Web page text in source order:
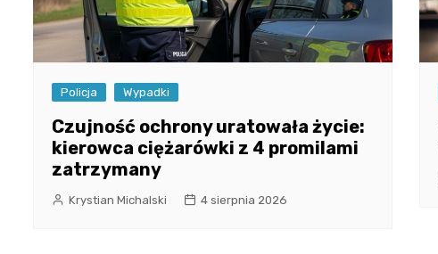
Policja Wypadki
Czujność ochrony uratowała życie:
kierowca ciężarówki z 4 promilami
zatrzymany
Krystian Michalski 4 sierpnia 2026